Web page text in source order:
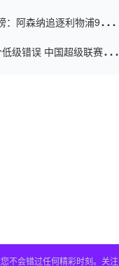
：阿森纳追逐利物浦9分 曼
级错误 中国超级联赛的前
不会错过任何精彩时刻。关注